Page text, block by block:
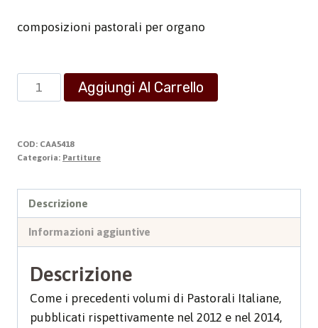
composizioni pastorali per organo
Pastorali
Italiane
Vol.3
quantità
Aggiungi Al Carrello
COD: CAA5418
Categoria: Partiture
Descrizione
Informazioni aggiuntive
Descrizione
Come i precedenti volumi di Pastorali Italiane,
pubblicati rispettivamente nel 2012 e nel 2014,